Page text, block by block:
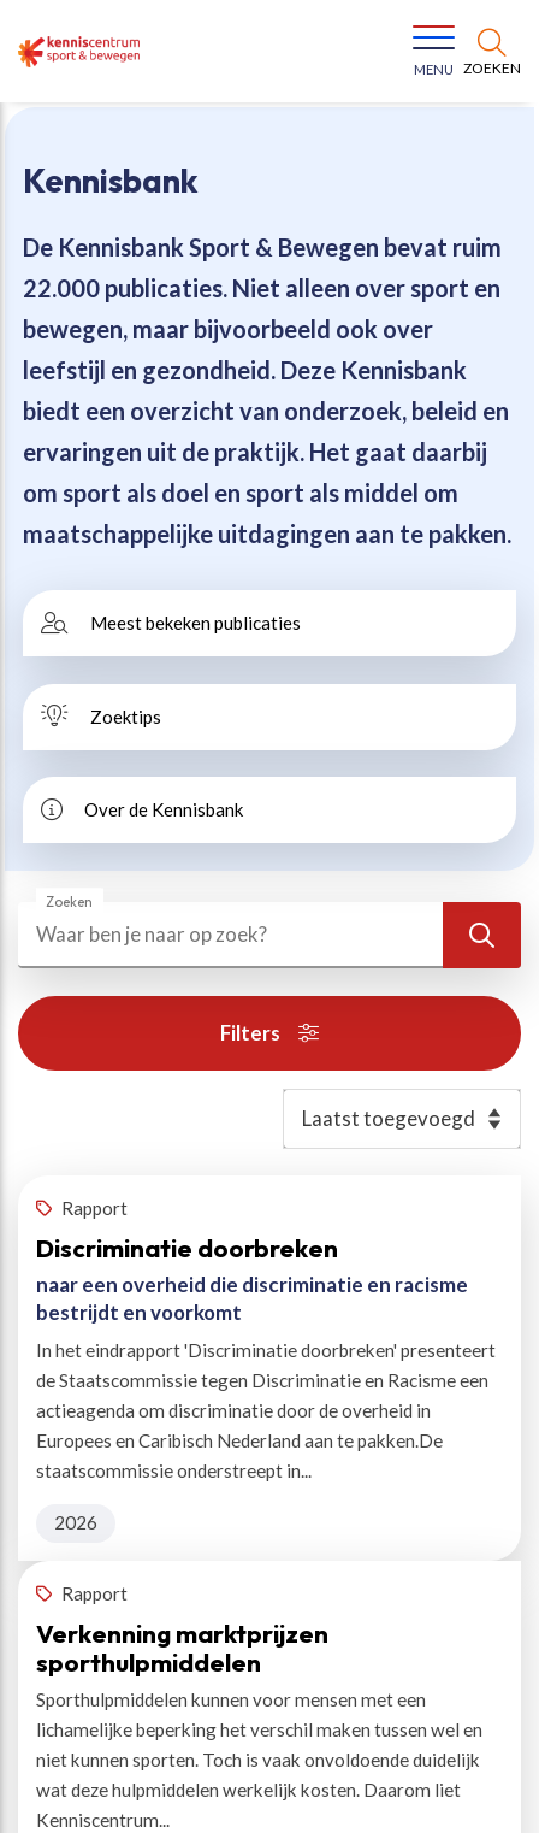
ZOEKEN
MENU
Kennisbank
De Kennisbank Sport & Bewegen bevat ruim
22.000 publicaties. Niet alleen over sport en
bewegen, maar bijvoorbeeld ook over
leefstijl en gezondheid. Deze Kennisbank
biedt een overzicht van onderzoek, beleid en
ervaringen uit de praktijk. Het gaat daarbij
om sport als doel en sport als middel om
maatschappelijke uitdagingen aan te pakken.
Meest bekeken publicaties
Zoektips
Over de Kennisbank
Zoeken
Zoeken
Filters
Rapport
Discriminatie doorbreken
naar een overheid die discriminatie en racisme
bestrijdt en voorkomt
In het eindrapport 'Discriminatie doorbreken' presenteert
de Staatscommissie tegen Discriminatie en Racisme een
actieagenda om discriminatie door de overheid in
Europees en Caribisch Nederland aan te pakken.De
staatscommissie onderstreept in...
2026
Rapport
Verkenning marktprijzen
sporthulpmiddelen
Sporthulpmiddelen kunnen voor mensen met een
lichamelijke beperking het verschil maken tussen wel en
niet kunnen sporten. Toch is vaak onvoldoende duidelijk
wat deze hulpmiddelen werkelijk kosten. Daarom liet
Kenniscentrum...
Bewegen voor een gezonde leefstijl
Jeugd in beweging
Vitaal ouder worden
Maatschappelijke waarde
Beweegvriendelijke omgeving
Esports, gaming en gamification
Alle thema’s
Ons team
Onze missie
Onze werkwijze
Organisatie
Werken bij